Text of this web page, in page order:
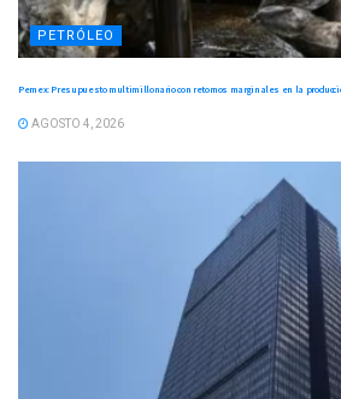
PETRÓLEO
Pemex: Presupuesto multimillonario con retornos marginales en la
AGOSTO 4, 2026